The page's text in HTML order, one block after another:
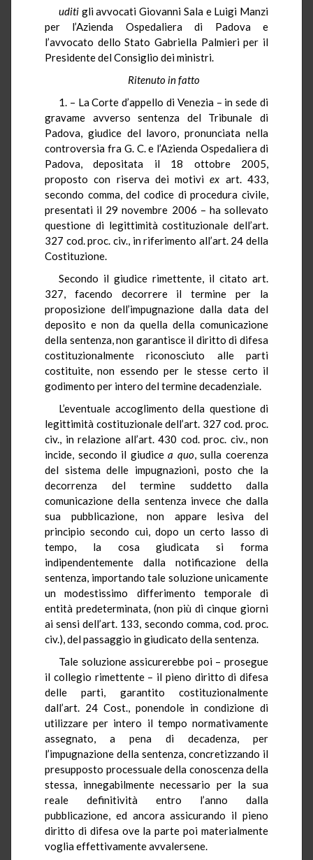
uditi gli avvocati Giovanni Sala e Luigi Manzi
per l’Azienda Ospedaliera di Padova e
l’avvocato dello Stato Gabriella Palmieri per il
Presidente del Consiglio dei ministri.
Ritenuto in fatto
1. – La Corte d’appello di Venezia – in sede di
gravame avverso sentenza del Tribunale di
Padova, giudice del lavoro, pronunciata nella
controversia fra G. C. e l’Azienda Ospedaliera di
Padova, depositata il 18 ottobre 2005,
proposto con riserva dei motiviex art. 433,
secondo comma, del codice di procedura civile,
presentati il 29 novembre 2006 – ha sollevato
questione di legittimità costituzionale dell’art.
327 cod. proc. civ., in riferimento all’art. 24 della
Costituzione.
Secondo il giudice rimettente, il citato art.
327, facendo decorrere il termine per la
proposizione dell’impugnazione dalla data del
deposito e non da quella della comunicazione
della sentenza, non garantisce il diritto di difesa
costituzionalmente riconosciuto alle parti
costituite, non essendo per le stesse certo il
godimento per intero del termine decadenziale.
L’eventuale accoglimento della questione di
legittimità costituzionale dell’art. 327 cod. proc.
civ., in relazione all’art. 430 cod. proc. civ., non
incide, secondo il giudicea quo, sulla coerenza
del sistema delle impugnazioni, posto che la
decorrenza del termine suddetto dalla
comunicazione della sentenza invece che dalla
sua pubblicazione, non appare lesiva del
principio secondo cui, dopo un certo lasso di
tempo, la cosa giudicata si forma
indipendentemente dalla notificazione della
sentenza, importando tale soluzione unicamente
un modestissimo differimento temporale di
entità predeterminata, (non più di cinque giorni
ai sensi dell’art. 133, secondo comma, cod. proc.
civ.), del passaggio in giudicato della sentenza.
Tale soluzione assicurerebbe poi – prosegue
il collegio rimettente – il pieno diritto di difesa
delle parti, garantito costituzionalmente
dall’art. 24 Cost., ponendole in condizione di
utilizzare per intero il tempo normativamente
assegnato, a pena di decadenza, per
l’impugnazione della sentenza, concretizzando il
presupposto processuale della conoscenza della
stessa, innegabilmente necessario per la sua
reale definitività entro l’anno dalla
pubblicazione, ed ancora assicurando il pieno
diritto di difesa ove la parte poi materialmente
voglia effettivamente avvalersene.